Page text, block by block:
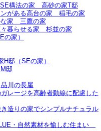
構法の家＿高砂の家T邸
がある高台の家＿稲毛の家
家＿三鷹の家
暮らせる家＿杉並の家
家）
邸（SEの家）
邸
川の長屋
レージを高齢者動線に配慮した
造りの家でシンプルナチュラル
・自然素材を愉しむ住まい＿